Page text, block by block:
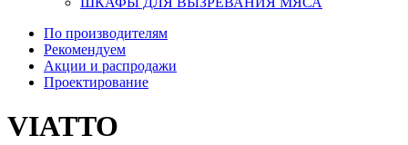
По производителям
Рекомендуем
Акции и распродажи
Проектирование
VIATTO